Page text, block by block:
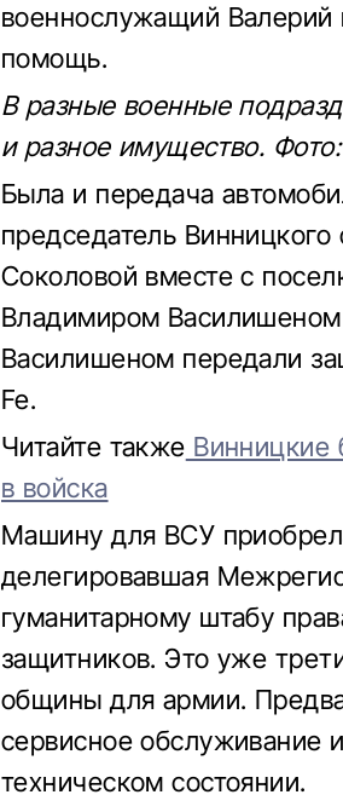
военнослужащий Валерий
помощь.
В разные военные
и разное имущество.
Была и передача
председатель Винницкого
Соколовой вместе с
Владимиром Василишеном
Василишеном передали
Fe.
Читайте также Винницкие
в войска
Машину для ВСУ
делегировавшая
гуманитарному штабу
защитников. Это уже
общины для армии.
сервисное обслуживание
техническом состоянии.